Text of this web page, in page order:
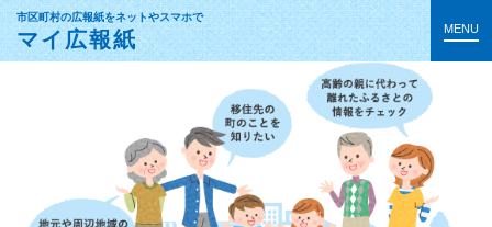
市区町村の広報紙をネットやスマホで
マイ広報紙 MENU